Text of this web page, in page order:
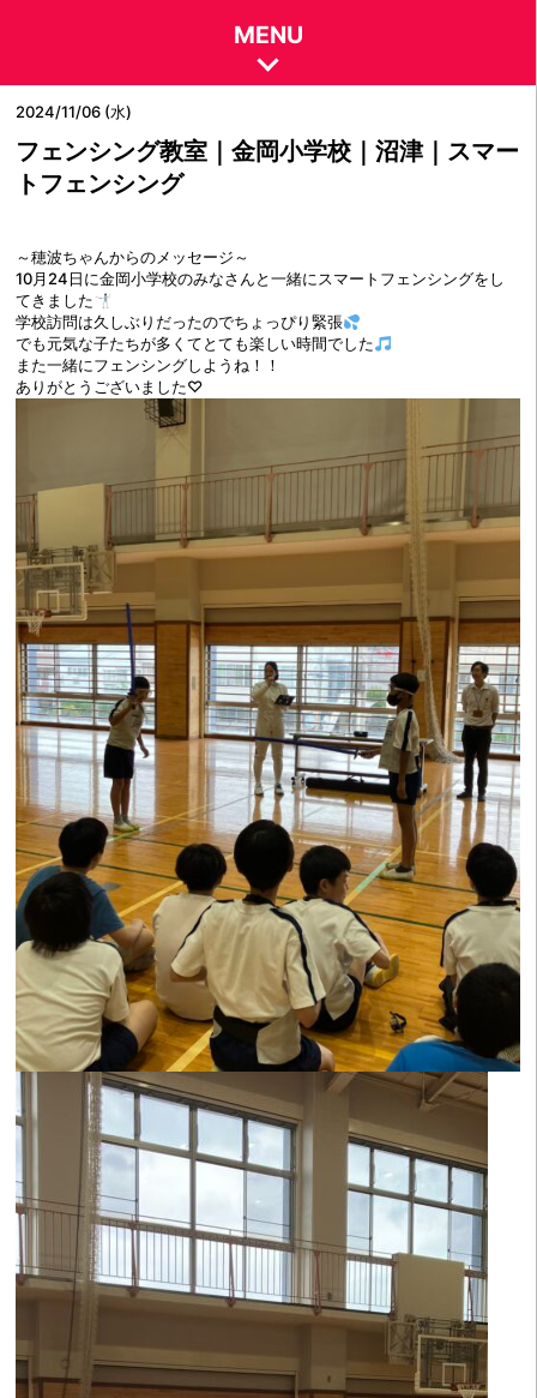
MENU
2024/11/06 (水)
フェンシング教室｜金岡小学校｜沼津｜スマー
トフェンシング
～穂波ちゃんからのメッセージ～
10月24日に金岡小学校のみなさんと一緒にスマートフェンシングをし
てきました
学校訪問は久しぶりだったのでちょっぴり緊張
でも元気な子たちが多くてとても楽しい時間でした
また一緒にフェンシングしようね！！
ありがとうございました♡